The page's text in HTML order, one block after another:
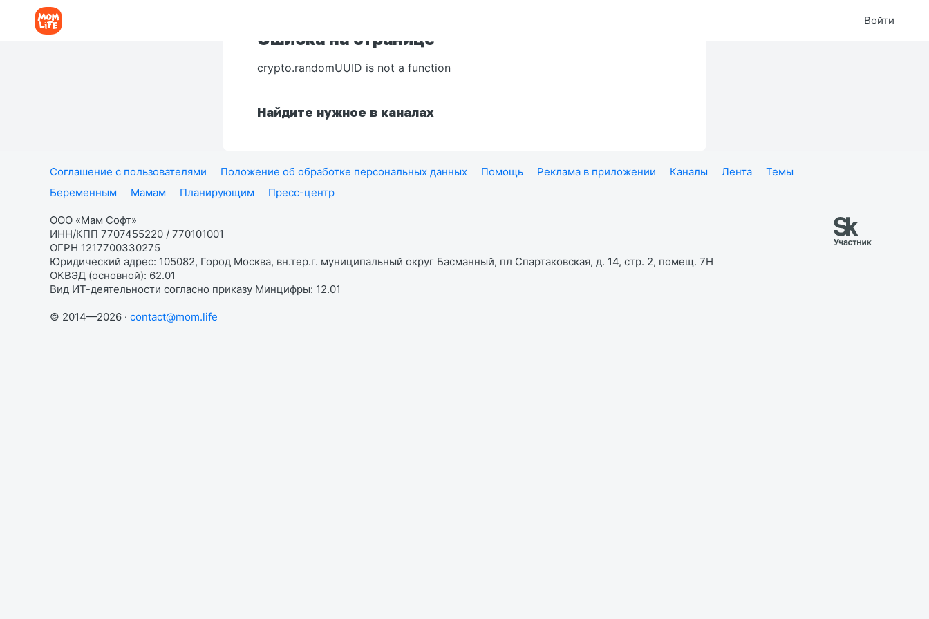
Войти
Ошибка на странице
crypto.randomUUID is not a function
Найдите нужное в каналах
Соглашение с пользователями Положение об обработке персональных данных Помощь Реклама в приложении Каналы Лента
Темы
Беременным
Мамам Планирующим Пресс-центр
ООО «Мам Софт»
ИНН/КПП 7707455220 / 770101001
ОГРН 1217700330275
Юридический адрес: 105082, Город Москва, вн.тер.г. муниципальный округ Басманный, пл Спартаковская, д. 14, стр. 2, помещ. 7Н
ОКВЭД (основной): 62.01
Вид ИТ-деятельности согласно приказу Минцифры: 12.01
© 2014—2026 · contact@mom.life